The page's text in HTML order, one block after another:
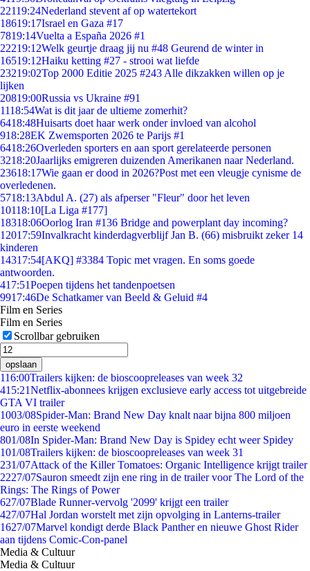
22119:24Nederland stevent af op watertekort
18619:17Israel en Gaza #17
7819:14Vuelta a España 2026 #1
22219:12Welk geurtje draag jij nu #48 Geurend de winter in
16519:12Haiku ketting #27 - strooi wat liefde
23219:02Top 2000 Editie 2025 #243 Alle dikzakken willen op je
lijken
20819:00Russia vs Ukraine #91
1118:54Wat is dit jaar de ultieme zomerhit?
6418:48Huisarts doet haar werk onder invloed van alcohol
918:28EK Zwemsporten 2026 te Parijs #1
6418:26Overleden sporters en aan sport gerelateerde personen
3218:20Jaarlijks emigreren duizenden Amerikanen naar Nederland.
23618:17Wie gaan er dood in 2026?Post met een vleugje cynisme de
overledenen.
5718:13Abdul A. (27) als afperser "Fleur" door het leven
10118:10[La Liga #177]
18318:06Oorlog Iran #136 Bridge and powerplant day incoming?
12017:59Invalkracht kinderdagverblijf Jan B. (66) misbruikt zeker 14
kinderen
14317:54[AKQ] #3384 Topic met vragen. En soms goede
antwoorden.
417:51Poepen tijdens het tandenpoetsen
9917:46De Schatkamer van Beeld & Geluid #4
Film en Series
Film en Series
Scrollbar gebruiken
opslaan
116:00Trailers kijken: de bioscoopreleases van week 32
415:21Netflix-abonnees krijgen exclusieve early access tot uitgebreide
GTA VI trailer
1003/08Spider-Man: Brand New Day knalt naar bijna 800 miljoen
euro in eerste weekend
801/08In Spider-Man: Brand New Day is Spidey echt weer Spidey
101/08Trailers kijken: de bioscoopreleases van week 31
231/07Attack of the Killer Tomatoes: Organic Intelligence krijgt trailer
2227/07Sauron smeedt zijn ene ring in de trailer voor The Lord of the
Rings: The Rings of Power
627/07Blade Runner-vervolg '2099' krijgt een trailer
427/07Hal Jordan worstelt met zijn opvolging in Lanterns-trailer
1627/07Marvel kondigt derde Black Panther en nieuwe Ghost Rider
aan tijdens Comic-Con-panel
Media & Cultuur
Media & Cultuur